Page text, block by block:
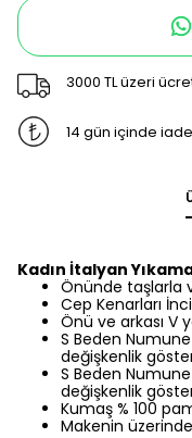
3000 TL üzeri
14 gün içinde
Kadın İtalyan
Önünde taşlarla
Cep Kenarları
Önü ve arkası V
S Beden
değişkenlik
S Beden
değişkenlik
Kumaş % 100
Makenin